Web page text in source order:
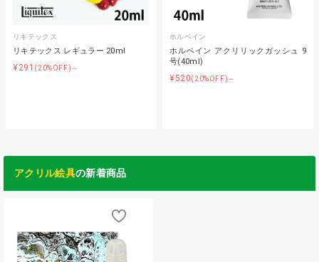
リキテックス
リキテックス レギュラー 20ml
¥291 (20%OFF)～
ホルベイン
ホルベイン アクリリックガッシュ 9
号(40ml)
¥520(20%OFF)～
アクリル絵具の新着商品